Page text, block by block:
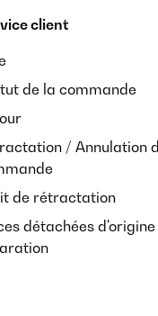
client
de la commande
/ Annulation
de rétractation
détachées